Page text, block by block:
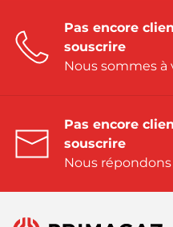
Pas encore
souscrire
Nous sommes
Pas encore
souscrire
Nous